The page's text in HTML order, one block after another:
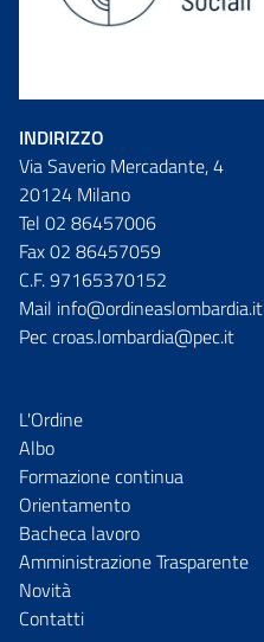
INDIRIZZO
Via Saverio Mercadante, 4
20124 Milano
Tel 02 86457006
Fax 02 86457059
C.F. 97165370152
Mail info@ordineaslombardia.it
Pec croas.lombardia@pec.it
L'Ordine
Albo
Formazione continua
Orientamento
Bacheca lavoro
Amministrazione Trasparente
Novità
Contatti